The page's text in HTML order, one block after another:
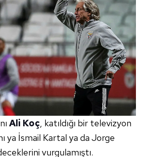
Ali Koç, katıldığı bir televizyon
ya İsmail Kartal ya da Jorge
vurgulamıştı.